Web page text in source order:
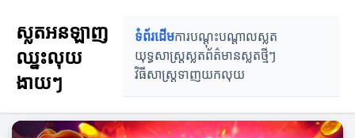
ស្លតអនឡាញ
ឈ្នះលុយ
ងាយៗ
ទំព័រដើមការបណ្តុះបណ្តាលស្លត
យុទ្ធសាស្ត្រស្លតព័ត៌មានស្លតថ្មីៗ
វិធីសាស្ត្រទាញយកលុយ